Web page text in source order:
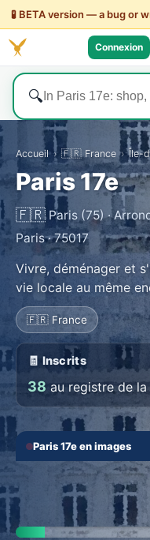
🧪 BETA version — a bug or
Connexion
🔍
Accueil › 🇫🇷 France › Île-
Paris 17e
🇫🇷Paris (75) ·
Paris · 75017
Vivre, déménager et
vie locale au même
🇫🇷 France
🧾 Inscrits
38 au registre de
Paris 17e en images
💬 THE TOWN LOUNGE
Talk with Paris
Everyone in their
‹